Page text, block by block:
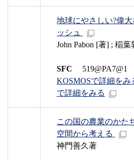
地球にやさしい?偉
ッシュ
John Pabon [著] ; 稲葉
SFC 519@PA7@1
KOSMOSで詳細をみ
で詳細をみる
この国の農業のかた
空間から考える
神門善久著